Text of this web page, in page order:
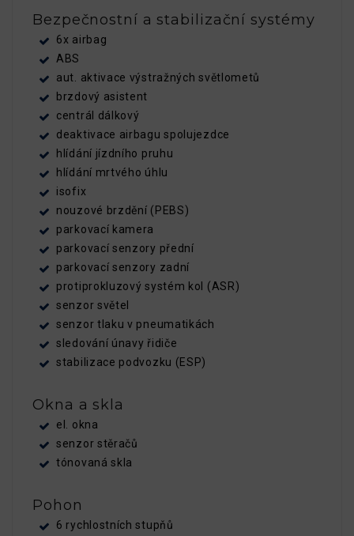
Bezpečnostní a stabilizační systémy
6x airbag
ABS
aut. aktivace výstražných světlometů
brzdový asistent
centrál dálkový
deaktivace airbagu spolujezdce
hlídání jízdního pruhu
hlídání mrtvého úhlu
isofix
nouzové brzdění (PEBS)
parkovací kamera
parkovací senzory přední
parkovací senzory zadní
protiprokluzový systém kol (ASR)
senzor světel
senzor tlaku v pneumatikách
sledování únavy řidiče
stabilizace podvozku (ESP)
Okna a skla
el. okna
senzor stěračů
tónovaná skla
Pohon
6 rychlostních stupňů